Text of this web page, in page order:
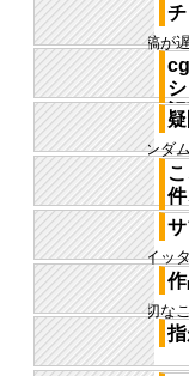
過去に
品だっ
ジはそ
投稿が
こえま
始めた
先日制
解説、
す。
ガンダ
リ作品
こかで件
やはり
ある社
ィスト
ツイッ
ことで
なかっ
大切な
今、そ
記事に